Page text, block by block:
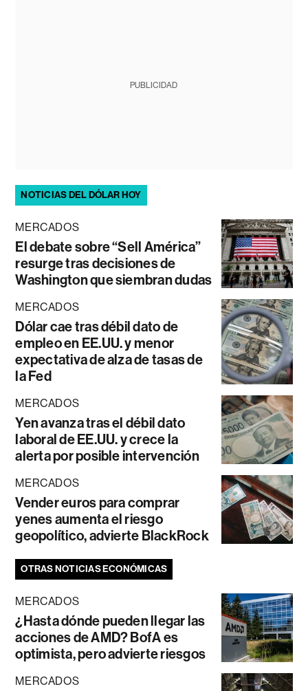
PUBLICIDAD
NOTICIAS DEL DÓLAR HOY
MERCADOS
El debate sobre “Sell América”
resurge tras decisiones de
Washington que siembran dudas
MERCADOS
Dólar cae tras débil dato de
empleo en EE.UU. y menor
expectativa de alza de tasas de
la Fed
MERCADOS
Yen avanza tras el débil dato
laboral de EE.UU. y crece la
alerta por posible intervención
MERCADOS
Vender euros para comprar
yenes aumenta el riesgo
geopolítico, advierte BlackRock
OTRAS NOTICIAS ECONÓMICAS
MERCADOS
¿Hasta dónde pueden llegar las
acciones de AMD? BofA es
optimista, pero advierte riesgos
MERCADOS